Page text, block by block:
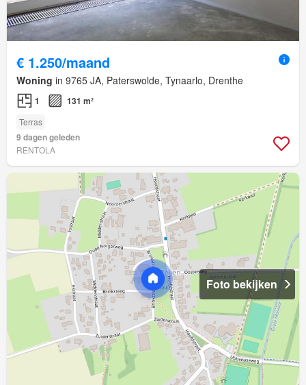
€ 1.250/maand
Woning in 9765 JA, Paterswolde, Tynaarlo, Drenthe
1 131 m²
Terras
9 dagen geleden
RENTOLA
Foto bekijken